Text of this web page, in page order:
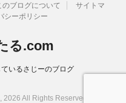
のブログについて
サイトマ
シーポリシー
る.com
いるさじーのブログ
All Rights Reserved.